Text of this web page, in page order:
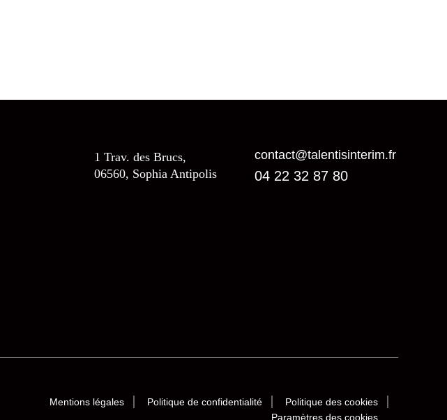
1 Trav. des Brucs,
06560, Sophia Antipolis
04 22 32 87 80
contact@talentisinterim.fr
Mentions légales Politique de confidentialité
Politique des cookies
Paramètres des cookies